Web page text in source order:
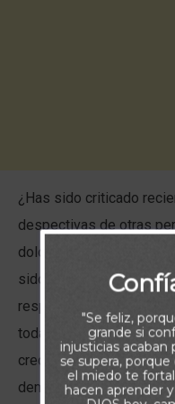
¿Has sido criticado
despectivas de otras
dolorosas. Sin embargo,
sido justa o no, puedes
respondes de la manera
toda corrección,
crecimiento espiritual,
demás no logren
"Se feliz,
grande si
injusticias acaban
se supera,
el miedo te
hacen aprender